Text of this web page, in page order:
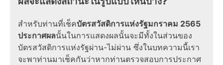
สำหรับท่านที่เช็คบัตรสวัสดิการแห่งรัฐมกราคม 2565
ประกาศผลนั้นในการแสดงผลนั้นจะมีทั้งในส่วนของ
บัตรสวัสดิการแห่งรัฐผ่าน-ไม่ผ่าน ซึ่งในบทความนี้เรา
จะพาท่านมาเช็คกันว่าหากท่านตรวจสอบการประกาศ